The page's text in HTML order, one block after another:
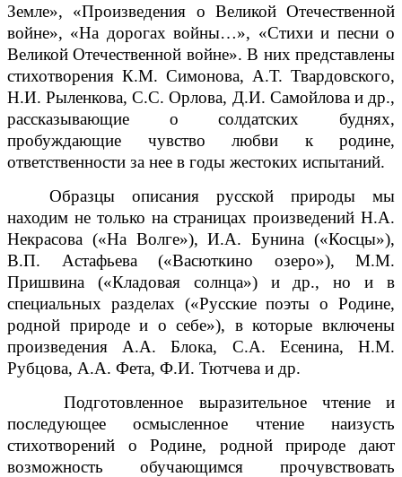
Земле», «Произведения о Великой Отечественной
войне», «На дорогах войны…», «Стихи и песни о
Великой Отечественной войне». В них представлены
стихотворения К.М. Симонова, А.Т. Твардовского,
Н.И. Рыленкова, С.С. Орлова, Д.И. Самойлова и др.,
рассказывающие о солдатских буднях,
пробуждающие чувство любви к родине,
ответственности за нее в годы жестоких испытаний.
Образцы описания русской природы мы
находим не только на страницах произведений Н.А.
Некрасова («На Волге»), И.А. Бунина («Косцы»),
В.П. Астафьева («Васюткино озеро»), М.М.
Пришвина («Кладовая солнца») и др., но и в
специальных разделах («Русские поэты о Родине,
родной природе и о себе»), в которые включены
произведения А.А. Блока, С.А. Есенина, Н.М.
Рубцова, А.А. Фета, Ф.И. Тютчева и др.
Подготовленное выразительное чтение и
последующее осмысленное чтение наизусть
стихотворений о Родине, родной природе дают
возможность обучающимся прочувствовать